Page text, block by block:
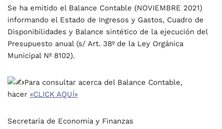
Se ha emitido el Balance Contable (NOVIEMBRE 2021)
informando el Estado de Ingresos y Gastos, Cuadro de
Disponibilidades y Balance sintético de la ejecución del
Presupuesto anual (s/ Art. 38º de la Ley Orgánica
Municipal Nº 8102).
Para consultar acerca del Balance Contable,
hacer «CLICK AQUÍ»
Secretaría de Economía y Finanzas